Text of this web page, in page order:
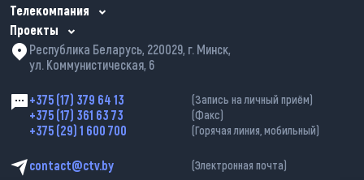
Телекомпания
Проекты
Республика Беларусь, 220029, г. Минск,
ул. Коммунистическая, 6
+375 (17) 379 64 13 (Запись на личный приём)
+375 (17) 361 63 73 (Факс)
+375 (29) 1 600 700 (Горячая линия, мобильный)
contact@ctv.by (Электронная почта)